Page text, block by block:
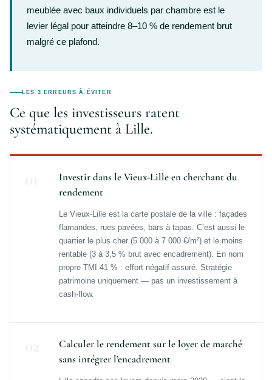
meublée avec baux individuels par chambre est le
levier légal pour atteindre 8–10 % de rendement brut
malgré ce plafond.
LES 3 ERREURS À ÉVITER
Ce que les investisseurs ratent
systématiquement à Lille.
01
Investir dans le Vieux-Lille en cherchant du
rendement
Le Vieux-Lille est la carte postale de la ville : façades
flamandes, rues pavées, bars à tapas. C’est aussi le
quartier le plus cher (5 000 à 7 000 €/m²) et le moins
rentable (3 à 3,5 % brut avec encadrement). En nom
propre TMI 41 % : effort négatif assuré. Stratégie
patrimoine uniquement — pas un investissement à
cash-flow.
02
Calculer le rendement sur le loyer de marché
sans intégrer l’encadrement